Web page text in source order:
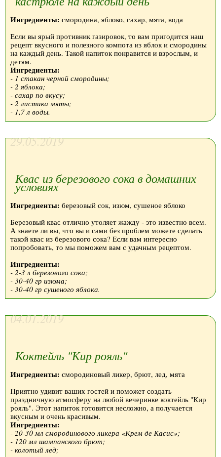
Ингредиенты: смородина, яблоко, сахар, мята, вода
Если вы ярый противник газировок, то вам пригодится наш
рецепт вкусного и полезного компота из яблок и смородины
на каждый день. Такой напиток понравится и взрослым, и
детям.
Ингредиенты:
- 1 стакан черной смородины;
- 2 яблока;
- сахар по вкусу;
- 2 листика мяты;
- 1,7 л воды.
29.05.2019
Квас из березового сока в домашних
условиях
Ингредиенты: березовый сок, изюм, сушеное яблоко
Березовый квас отлично утоляет жажду - это известно всем.
А знаете ли вы, что вы и сами без проблем можете сделать
такой квас из березового сока? Если вам интересно
попробовать, то мы поможем вам с удачным рецептом.
Ингредиенты:
- 2-3 л березового сока;
- 30-40 гр изюма;
- 30-40 гр сушеного яблока.
04.01.2019
Коктейль "Кир рояль"
Ингредиенты: смородиновый ликер, брют, лед, мята
Приятно удивит ваших гостей и поможет создать
праздничную атмосферу на любой вечеринке коктейль "Кир
рояль". Этот напиток готовится несложно, а получается
вкусным и очень красивым.
Ингредиенты:
- 20-30 мл смородинового ликера «Крем де Касис»;
- 120 мл шампанского брют;
- колотый лед;